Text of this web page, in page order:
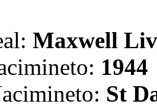
Maxwell
1944
St